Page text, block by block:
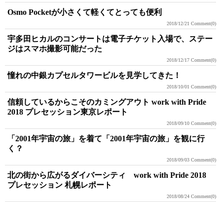
Osmo Pocketが小さくて軽くてとっても便利
2018/12/21 Comment(0)
宇多田ヒカルのコンサートは電子チケット入場で、ステー
ジはスマホ撮影可能だった
2018/12/17 Comment(0)
憧れの中銀カプセルタワービルを見学してきた！
2018/10/01 Comment(0)
信頼しているからこそのカミングアウト work with Pride
2018 プレセッション東京レポート
2018/09/10 Comment(0)
「2001年宇宙の旅」を着て「2001年宇宙の旅」を観に行
く？
2018/09/03 Comment(0)
北の街から広がるダイバーシティ work with Pride 2018
プレセッション 札幌レポート
2018/08/24 Comment(0)